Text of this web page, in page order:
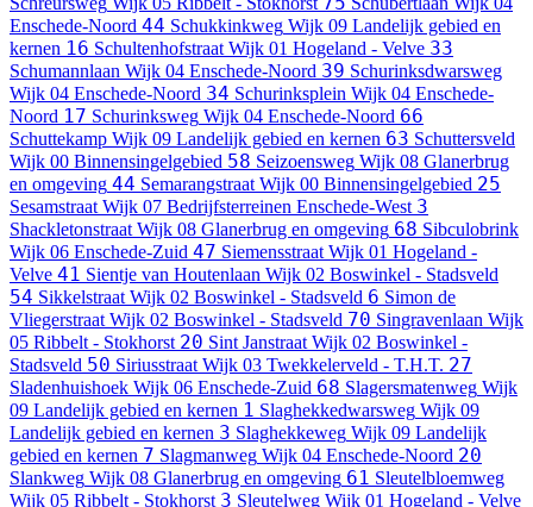
Enschede-Noord 44 Schukkinkweg Wijk 09 Landelijk gebied en
kernen 16 Schultenhofstraat Wijk 01 Hogeland - Velve 33
Schumannlaan Wijk 04 Enschede-Noord 39 Schurinksdwarsweg
Wijk 04 Enschede-Noord 34 Schurinksplein Wijk 04 Enschede-
Noord 17 Schurinksweg Wijk 04 Enschede-Noord 66
Schuttekamp Wijk 09 Landelijk gebied en kernen 63 Schuttersveld
Wijk 00 Binnensingelgebied 58 Seizoensweg Wijk 08 Glanerbrug
en omgeving 44 Semarangstraat Wijk 00 Binnensingelgebied 25
Sesamstraat Wijk 07 Bedrijfsterreinen Enschede-West 3
Shackletonstraat Wijk 08 Glanerbrug en omgeving 68 Sibculobrink
Wijk 06 Enschede-Zuid 47 Siemensstraat Wijk 01 Hogeland -
Velve 41 Sientje van Houtenlaan Wijk 02 Boswinkel - Stadsveld
54 Sikkelstraat Wijk 02 Boswinkel - Stadsveld 6 Simon de
Vliegerstraat Wijk 02 Boswinkel - Stadsveld 70 Singravenlaan Wijk
05 Ribbelt - Stokhorst 20 Sint Janstraat Wijk 02 Boswinkel -
Stadsveld 50 Siriusstraat Wijk 03 Twekkelerveld - T.H.T. 27
Sladenhuishoek Wijk 06 Enschede-Zuid 68 Slagersmatenweg Wijk
09 Landelijk gebied en kernen 1 Slaghekkedwarsweg Wijk 09
Landelijk gebied en kernen 3 Slaghekkeweg Wijk 09 Landelijk
gebied en kernen 7 Slagmanweg Wijk 04 Enschede-Noord 20
Slankweg Wijk 08 Glanerbrug en omgeving 61 Sleutelbloemweg
Wijk 05 Ribbelt - Stokhorst 3 Sleutelweg Wijk 01 Hogeland - Velve